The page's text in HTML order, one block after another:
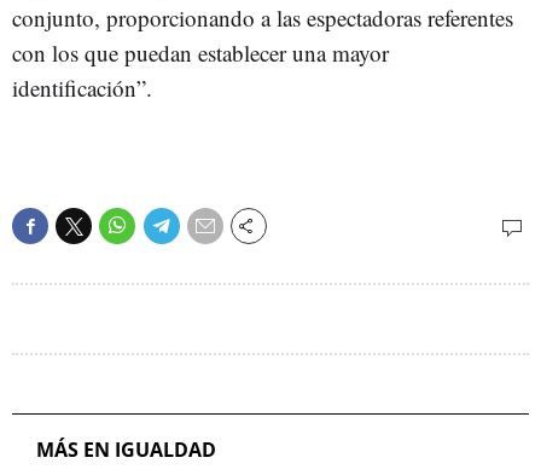
conjunto, proporcionando a las espectadoras referentes
con los que puedan establecer una mayor
identificación”.
MÁS EN IGUALDAD